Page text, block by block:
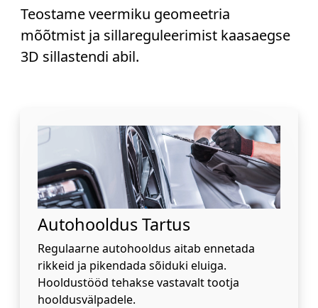
Teostame veermiku geomeetria
mõõtmist ja sillareguleerimist kaasaegse
3D sillastendi abil.
Autohooldus Tartus
Regulaarne autohooldus aitab ennetada
rikkeid ja pikendada sõiduki eluiga.
Hooldustööd tehakse vastavalt tootja
hooldusvälpadele.